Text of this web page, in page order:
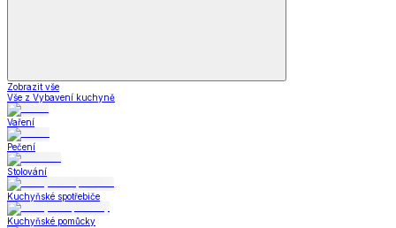
Zobrazit vše
Vše z Vybavení kuchyně
Vaření
Pečení
Stolování
Kuchyňské spotřebiče
Kuchyňské pomůcky